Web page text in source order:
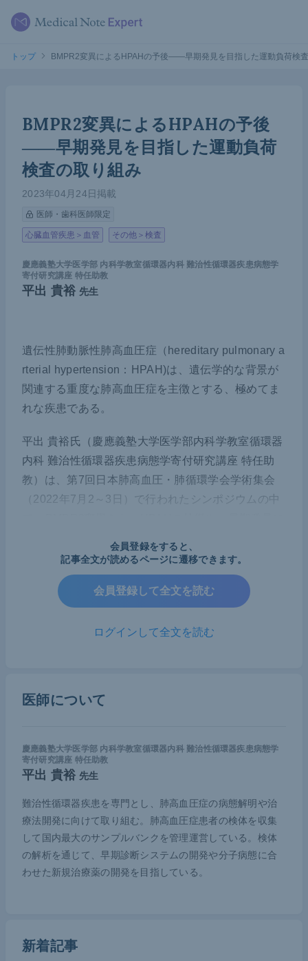
トップ BMPR2変異によるHPAHの予後――早期発見を目指した運動負荷検
BMPR2変異によるHPAHの予後
――早期発見を目指した運動負荷
検査の取り組み
2023年04月24日掲載
医師・歯科医師限定
心臓血管疾患＞血管 その他＞検査
慶應義塾大学医学部 内科学教室循環器内科 難治性循環器疾患病態学
寄付研究講座 特任助教
平出 貴裕 先生
遺伝性肺動脈性肺高血圧症（hereditary pulmonary a
rterial hypertension：HPAH)は、遺伝学的な背景が
関連する重度な肺高血圧症を主徴とする、極めてま
れな疾患である。
平出 貴裕氏（慶應義塾大学医学部内科学教室循環器
内科 難治性循環器疾患病態学寄付研究講座 特任助
教）は、第7回日本肺高血圧・肺循環学会学術集会
（2022年7月2～3日）で行われたシンポジウムの中
HPAHの定義と病態
HPAHは過去に家族性肺動脈性肺高血圧症（familial
子が報告されるようになり、現在は
特発性肺動脈高血圧症（idiopathic PAH：IPAH）を
R2 に変異がみられた症例が全体の15％前後で、 AC
VRL1 、 ENG TBX4 SOX17 などの遺伝子に病的
変化があるものは全体の20～30％程度であった。残
りの70％に関しては、発症原因の遺伝子が不明であ
会員登録をすると、
記事全文が読めるページに遷移できます。
会員登録して全文を読む
ログインして全文を読む
医師について
慶應義塾大学医学部 内科学教室循環器内科 難治性循環器疾患病態学
寄付研究講座 特任助教
平出 貴裕 先生
難治性循環器疾患を専門とし、肺高血圧症の病態解明や治
療法開発に向けて取り組む。肺高血圧症患者の検体を収集
して国内最大のサンプルバンクを管理運営している。検体
の解析を通じて、早期診断システムの開発や分子病態に合
わせた新規治療薬の開発を目指している。
新着記事